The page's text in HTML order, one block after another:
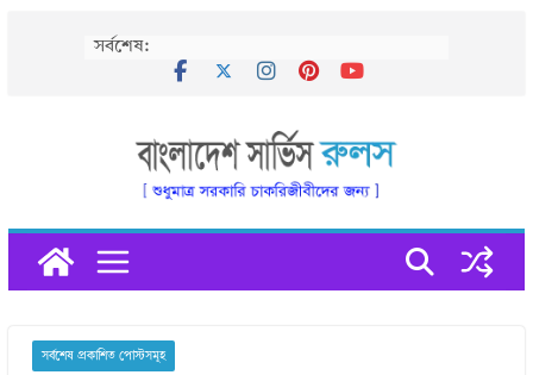
সর্বশেষ:
সর্বশেষ প্রকাশিত পোস্টসমূহ